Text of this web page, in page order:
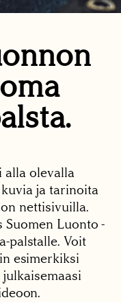
alla olevalla
ja tarinoita
nettisivuilla.
Luonto -
palstalle. Voit
esimerkiksi